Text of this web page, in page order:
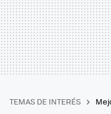
TEMAS DE INTERÉS